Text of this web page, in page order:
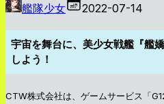
艦隊少女 2022-07-14
宇宙を舞台に、美少女戦艦『艦
しよう！
CTW株式会社は、ゲームサービス「